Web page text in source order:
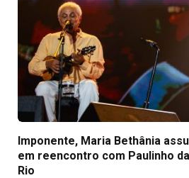
Imponente, Maria Bethânia
em reencontro com Paulinho
Rio